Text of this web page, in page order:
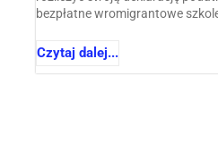
bezpłatne wromigrantowe
Czytaj dalej...